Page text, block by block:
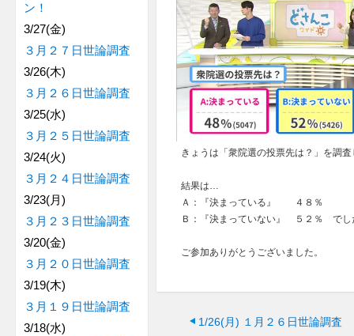
きょうは「衆院選の投票先は？」を調
結果は…
Ａ：『決まっている』 ４８％
Ｂ：『決まっていない』 ５２％ でし
ご参加ありがとうございました。
1/26(月) １月２６日世論調査
ン！
3/27(金)
３月２７日世論調査
3/26(木)
３月２６日世論調査
3/25(水)
３月２５日世論調査
3/24(火)
３月２４日世論調査
3/23(月)
３月２３日世論調査
3/20(金)
３月２０日世論調査
3/19(木)
３月１９日世論調査
3/18(水)